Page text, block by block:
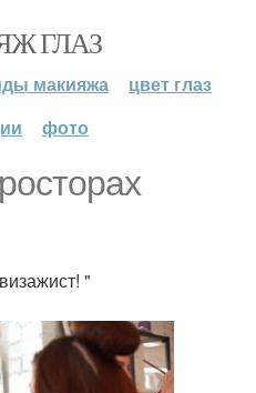
ГЛАЗ
макияжа
цвет глаз
фото
"